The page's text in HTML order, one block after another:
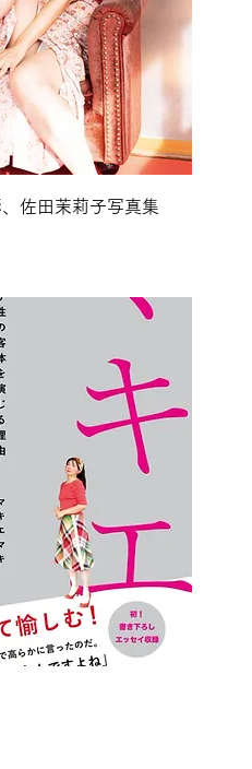
佐田茉莉子写真集